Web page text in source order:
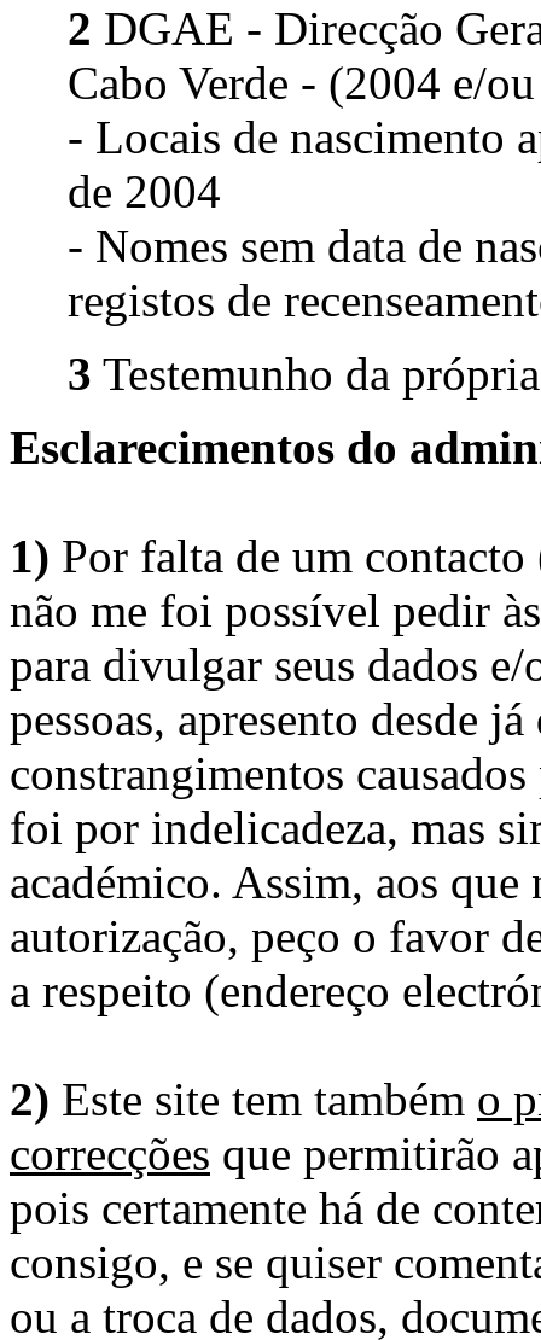
2 DGAE - Direcção
Cabo Verde - (2004 e/
- Locais de nascimento
de 2004
- Nomes sem data de
registos de
3 Testemunho da
Esclarecimentos do
1) Por falta de um
não me foi possível pedir
para divulgar seus dados
pessoas, apresento desde
constrangimentos
foi por indelicadeza, mas
académico. Assim, aos
autorização, peço o favor
a respeito (endereço
2) Este site tem também o
correcções que permitirão
pois certamente há de
consigo, e se quiser
ou a troca de dados,